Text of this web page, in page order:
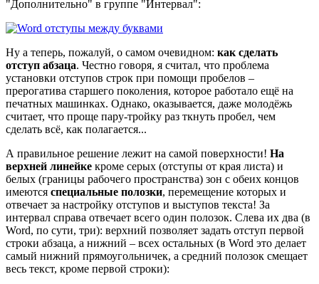
"Дополнительно" в группе "Интервал":
Ну а теперь, пожалуй, о самом очевидном: как сделать
отступ абзаца. Честно говоря, я считал, что проблема
установки отступов строк при помощи пробелов –
прерогатива старшего поколения, которое работало ещё на
печатных машинках. Однако, оказывается, даже молодёжь
считает, что проще пару-тройку раз ткнуть пробел, чем
сделать всё, как полагается...
А правильное решение лежит на самой поверхности! На
верхней линейке кроме серых (отступы от края листа) и
белых (границы рабочего пространства) зон с обеих концов
имеются специальные полозки, перемещение которых и
отвечает за настройку отступов и выступов текста! За
интервал справа отвечает всего один полозок. Слева их два (в
Word, по сути, три): верхний позволяет задать отступ первой
строки абзаца, а нижний – всех остальных (в Word это делает
самый нижний прямоугольничек, а средний полозок смещает
весь текст, кроме первой строки):